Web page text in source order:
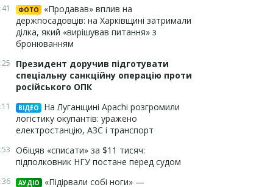
ФОТО
«Продавав» вплив на
держпосадовців: на Харківщині затримали
ділка, який «вирішував питання» з
бронюванням
Президент доручив підготувати
спеціальну санкційну операцію проти
російського ОПК
ВІДЕО
На Луганщині Apachi розгромили
логістику окупантів: уражено
електростанцію, АЗС і транспорт
Обіцяв «списати» за $11 тисяч:
підполковник НГУ постане перед судом
АУДІО
«Підірвали собі ноги» —